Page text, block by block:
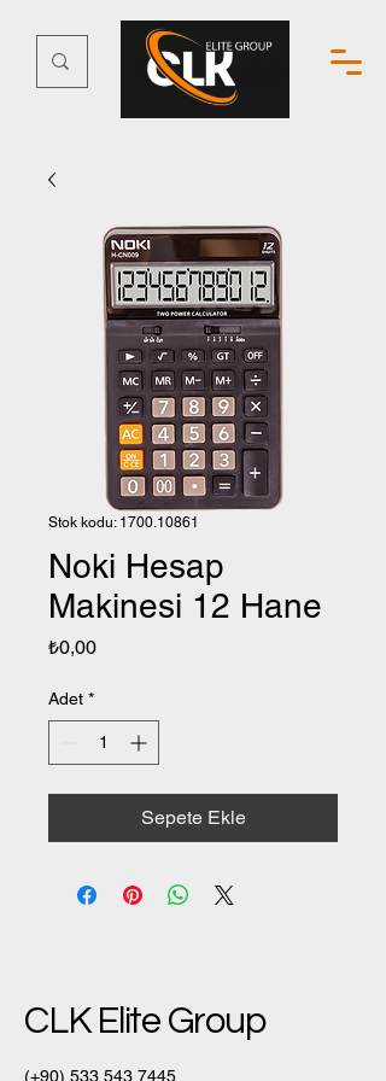
Stok kodu: 1700.10861
Noki Hesap
Makinesi 12 Hane
₺0,00Fiyat
Adet *
Sepete Ekle
CLK Elite Group
(+90) 533 543 7445